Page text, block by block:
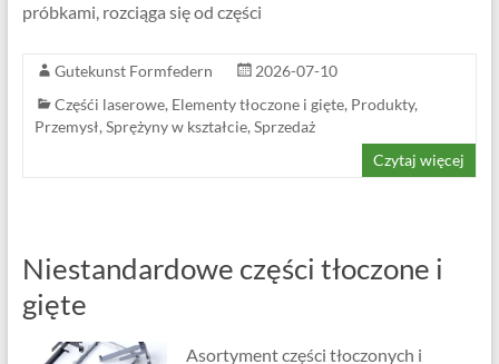
próbkami, rozciąga się od części
Gutekunst Formfedern
2026-07-10
Częśći laserowe, Elementy tłoczone i gięte, Produkty,
Przemysł, Sprężyny w kształcie, Sprzedaż
Czytaj więcej
Niestandardowe części tłoczone i
gięte
Asortyment części tłoczonych i